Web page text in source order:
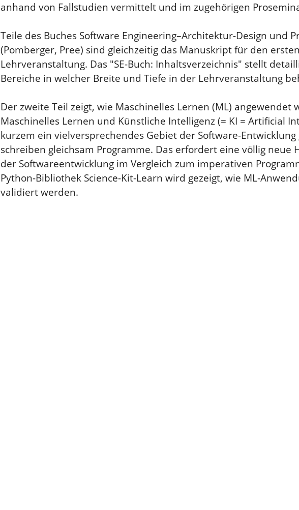
anhand von Fallstudien vermittelt und im zugehörigen
Teile des Buches Software Engineering–Architektur-Design und
(Pomberger, Pree) sind gleichzeitig das Manuskript für den
Lehrveranstaltung. Das "SE-Buch: Inhaltsverzeichnis" stellt
Bereiche in welcher Breite und Tiefe in der Lehrveranstaltung
Der zweite Teil zeigt, wie Maschinelles Lernen (ML) angewendet
Maschinelles Lernen und Künstliche Intelligenz (= KI = Artificial
kurzem ein vielversprechendes Gebiet der Software-
schreiben gleichsam Programme. Das erfordert eine völlig neue
der Softwareentwicklung im Vergleich zum imperativen
Python-Bibliothek Science-Kit-Learn wird gezeigt, wie ML-
validiert werden.